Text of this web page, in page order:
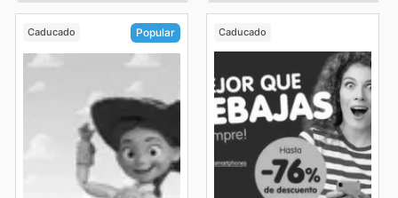
Caducado Popular Caducado